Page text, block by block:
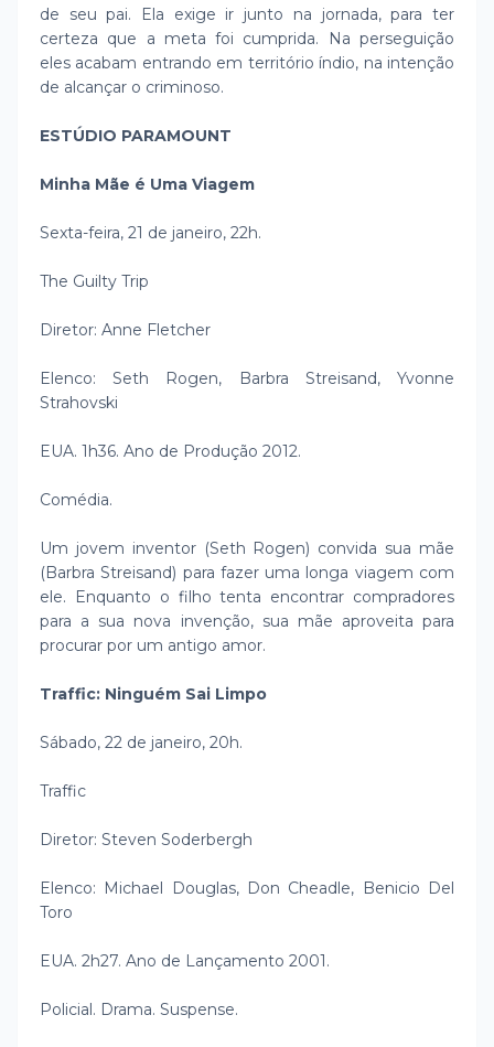
de seu pai. Ela exige ir junto na jornada, para ter
certeza que a meta foi cumprida. Na perseguição
eles acabam entrando em território índio, na intenção
de alcançar o criminoso.
ESTÚDIO PARAMOUNT
Minha Mãe é Uma Viagem
Sexta-feira, 21 de janeiro, 22h.
The Guilty Trip
Diretor: Anne Fletcher
Elenco: Seth Rogen, Barbra Streisand, Yvonne
Strahovski
EUA. 1h36. Ano de Produção 2012.
Comédia.
Um jovem inventor (Seth Rogen) convida sua mãe
(Barbra Streisand) para fazer uma longa viagem com
ele. Enquanto o filho tenta encontrar compradores
para a sua nova invenção, sua mãe aproveita para
procurar por um antigo amor.
Traffic: Ninguém Sai Limpo
Sábado, 22 de janeiro, 20h.
Traffic
Diretor: Steven Soderbergh
Elenco: Michael Douglas, Don Cheadle, Benicio Del
Toro
EUA. 2h27. Ano de Lançamento 2001.
Policial. Drama. Suspense.